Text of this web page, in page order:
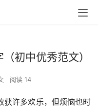
初中优秀范文）
阅读 14
许多欢乐，但烦恼也时